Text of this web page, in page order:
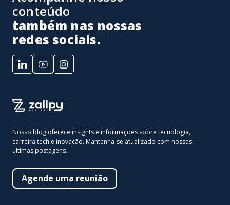
conteúdo
também nas nossas
redes sociais.
Nosso blog oferece insights e informações sobre tecnologia,
carreira tech e inovação. Mantenha-se atualizado com nossas
últimas postagens.
Agende uma reunião